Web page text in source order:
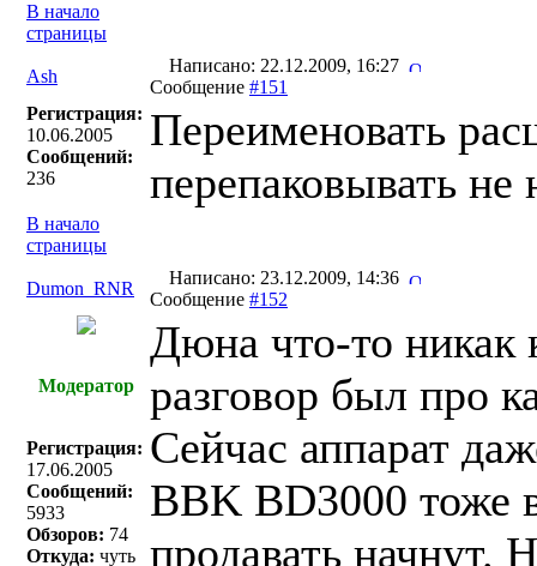
В начало
страницы
Ash
Написано: 22.12.2009, 16:27
Сообщение #151
Регистрация:
10.06.2005
Сообщений:
236
Переименовать
перепаковывать не
В начало
страницы
Dumon_RNR
Написано: 23.12.2009, 14:36
Сообщение #152
Модератор
Регистрация:
17.06.2005
Сообщений:
5933
Обзоров: 74
Откуда: чуть
Дюна что-то никак
разговор был про
Сейчас аппарат
BBK BD3000 тоже
продавать начнут.